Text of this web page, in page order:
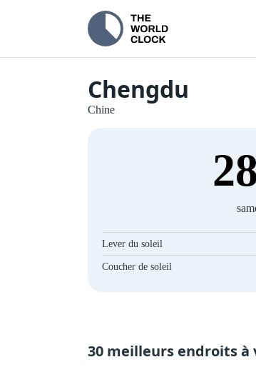
Chengdu
Chine
28
Lever du soleil
Coucher de soleil
30 meilleurs endroits à